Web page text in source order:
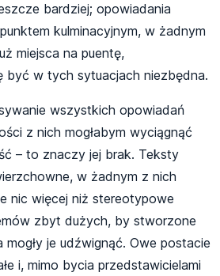
bardziej; opowiadania
kulminacyjnym, w żadnym
miejsca na puentę,
być w tych sytuacjach niezbędna.
wszystkich opowiadań
z nich mogłabym wyciągnąć
– to znaczy jej brak. Teksty
w żadnym z nich
nic więcej niż stereotypowe
zbyt dużych, by stworzone
je udźwignąć. Owe postacie
i, mimo bycia przedstawicielami